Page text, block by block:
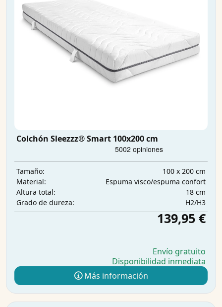
Colchón Sleezzz® Smart 100x200 cm
Tamaño:
100 x 200 cm
Material:
Espuma visco/espuma confort
Altura total:
18 cm
Grado de dureza:
H2/H3
139,95 €
Envío gratuito
Disponibilidad inmediata
Más información